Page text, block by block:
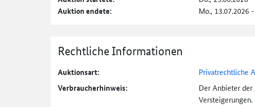
Auktion endete: Mo., 13.07.2026
Rechtliche Informationen
Auktionsart: Privatrechtliche
Verbraucher­hinweis:
Der Anbieter der
Versteigerungen.